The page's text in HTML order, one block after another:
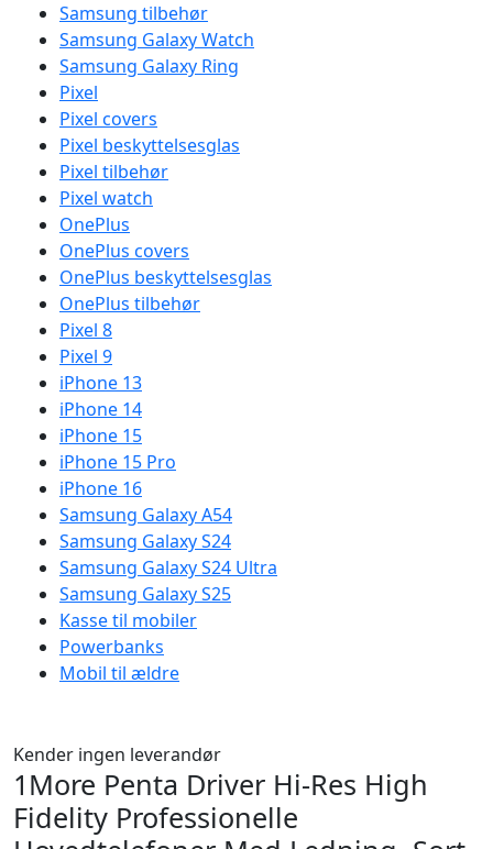
Samsung tilbehør
Samsung Galaxy Watch
Samsung Galaxy Ring
Pixel
Pixel covers
Pixel beskyttelsesglas
Pixel tilbehør
Pixel watch
OnePlus
OnePlus covers
OnePlus beskyttelsesglas
OnePlus tilbehør
Pixel 8
Pixel 9
iPhone 13
iPhone 14
iPhone 15
iPhone 15 Pro
iPhone 16
Samsung Galaxy A54
Samsung Galaxy S24
Samsung Galaxy S24 Ultra
Samsung Galaxy S25
Kasse til mobiler
Powerbanks
Mobil til ældre
Kender ingen leverandør
1More Penta Driver Hi-Res High
Fidelity Professionelle